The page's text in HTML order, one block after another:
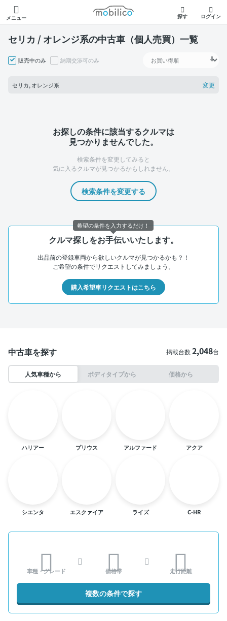
メニュー
モビリコ
探す ログイン
セリカ / オレンジ系の中古車（個人売買）一覧
販売中のみ 納期交渉可のみ
セリカ, オレンジ系 変更
お探しの条件に該当するクルマは
見つかりませんでした。
検索条件を変更してみると
気に入るクルマが見つかるかもしれません。
検索条件を変更する
クルマ探しをお手伝いいたします。
出品前の登録車両から欲しいクルマが見つかるかも？！
ご希望の条件でリクエストしてみましょう。
購入希望車リクエストはこちら
中古車を探す 掲載台数2,048台
人気車種から ボディタイプから 価格から
ハリアー プリウス アルファード アクア
シエンタ エスクァイア ライズ C-HR
車種・グレード 価格帯 走行距離
複数の条件で探す
希望の条件を入力するだけ！